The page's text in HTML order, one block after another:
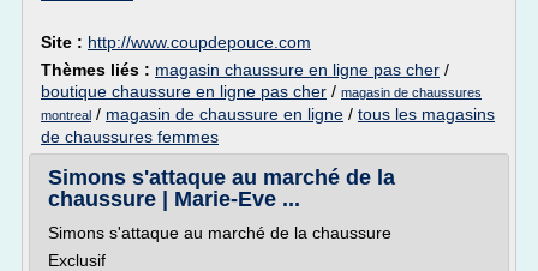
Site : http://www.coupdepouce.com
Thèmes liés : magasin chaussure en ligne pas cher /
boutique chaussure en ligne pas cher / magasin de chaussures
montreal / magasin de chaussure en ligne / tous les magasins
de chaussures femmes
Simons s'attaque au marché de la
chaussure | Marie-Eve ...
Simons s'attaque au marché de la chaussure
Exclusif